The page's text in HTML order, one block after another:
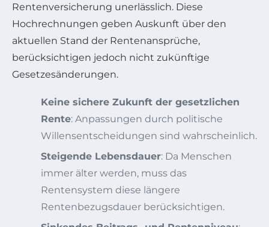
Rentenversicherung unerlässlich. Diese
Hochrechnungen geben Auskunft über den
aktuellen Stand der Rentenansprüche,
berücksichtigen jedoch nicht zukünftige
Gesetzesänderungen.
Keine sichere Zukunft der gesetzlichen
Rente: Anpassungen durch politische
Willensentscheidungen sind wahrscheinlich.
Steigende Lebensdauer: Da Menschen
immer älter werden, muss das
Rentensystem diese längere
Rentenbezugsdauer berücksichtigen.